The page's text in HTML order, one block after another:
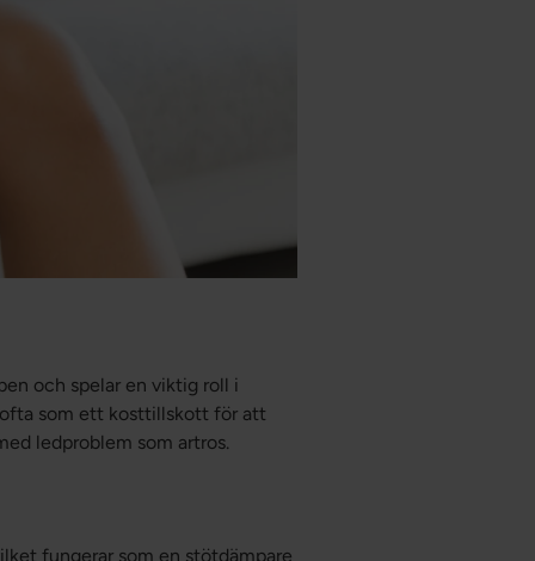
och spelar en viktig roll i
ofta som ett kosttillskott för att
ledproblem som artros.
fungerar som en stötdämpare